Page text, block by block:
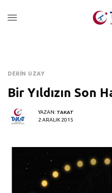
DERIN UZAY
Bir Yıldızın Son
YAZAN: TAKAT
2 ARALIK 2015